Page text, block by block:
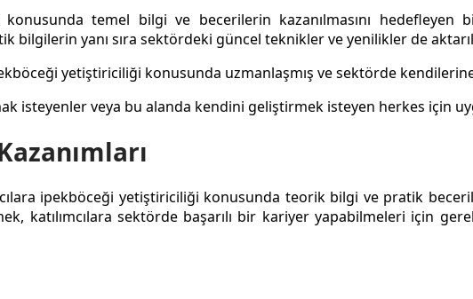
temel bilgi ve becerilerin kazanılmasını hedefleyen
bilgilerin yanı sıra sektördeki güncel teknikler ve yenilikler de
yetiştiriciliği konusunda uzmanlaşmış ve sektörde
isteyenler veya bu alanda kendini geliştirmek isteyen herkes için
ipekböceği yetiştiriciliği konusunda teorik bilgi ve pratik
katılımcılara sektörde başarılı bir kariyer yapabilmeleri için